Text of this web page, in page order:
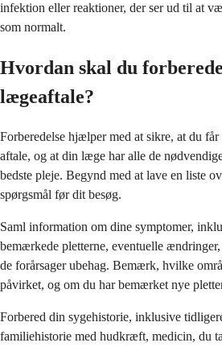
infektion eller reaktioner, der ser ud til at
som normalt.
Hvordan skal du
lægeaftale?
Forberedelse hjælper med at sikre, at du
aftale, og at din læge har alle de
bedste pleje. Begynd med at lave en liste
spørgsmål før dit besøg.
Saml information om dine symptomer,
bemærkede pletterne, eventuelle
de forårsager ubehag. Bemærk, hvilke
påvirket, og om du har bemærket nye
Forbered din sygehistorie, inklusive
familiehistorie med hudkræft, medicin, du